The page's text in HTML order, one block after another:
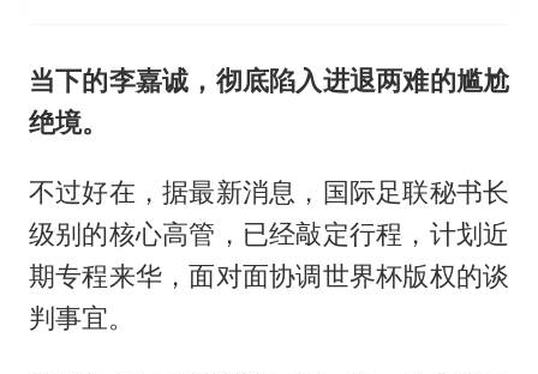
当下的李嘉诚，彻底陷入进退两难的尴尬
绝境。
不过好在，据最新消息，国际足联秘书长
级别的核心高管，已经敲定行程，计划近
期专程来华，面对面协调世界杯版权的谈
判事宜。